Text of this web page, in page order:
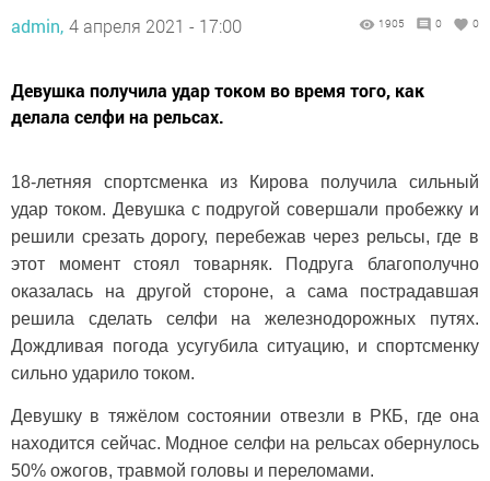
admin, 4 апреля 2021 - 17:00 1905 0 0
Девушка получила удар током во время того, как
делала селфи на рельсах.
18-летняя спортсменка из Кирова получила сильный
удар током. Девушка с подругой совершали пробежку и
решили срезать дорогу, перебежав через рельсы, где в
этот момент стоял товарняк. Подруга благополучно
оказалась на другой стороне, а сама пострадавшая
решила сделать селфи на железнодорожных путях.
Дождливая погода усугубила ситуацию, и спортсменку
сильно ударило током.
Девушку в тяжёлом состоянии отвезли в РКБ, где она
находится сейчас. Модное селфи на рельсах обернулось
50% ожогов, травмой головы и переломами.